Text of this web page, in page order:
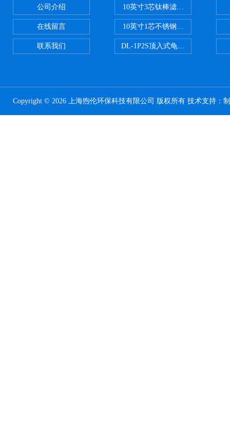
公司介绍
在线留言
联系我们
10英寸3芯钛棒滤芯过滤器
10英寸1芯不锈钢钛棒过滤器
DL-1P2S顶入式龟背过滤器
Copyright © 2026 上海煦伦环保科技有限公司 版权所有 技术支持：